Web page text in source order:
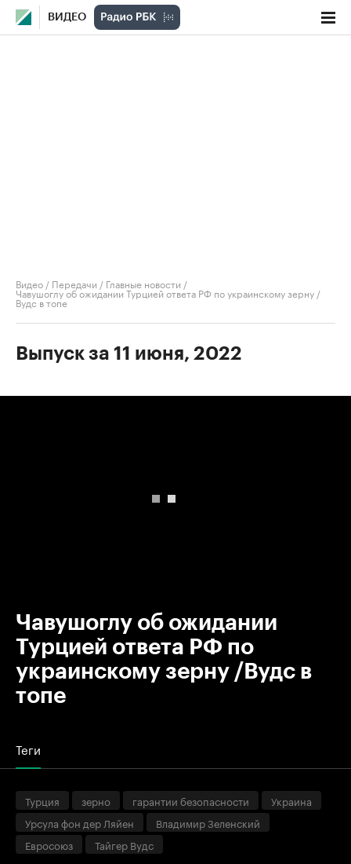
ВИДЕО
Видео / Передачи / Главные новости /
Чавушоглу об ожидании Турцией ответа РФ по украинскому зерну /
Вудс в топе
Выпуск за 11 июня, 2022
Чавушоглу об ожидании
Турцией ответа РФ по
украинскому зерну /Вудс в
топе
Теги
Турция зерно гарантии безопасности
Украина
Урсула фон дер Ляйен
Владимир Зеленский
Евросоюз
Тайгер Вудс